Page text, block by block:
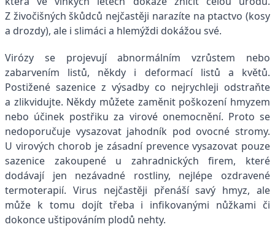
Z živočišných škůdců nejčastěji narazíte na ptactvo (kosy
a drozdy), ale i slimáci a hlemýždi dokážou své.
Virózy se projevují abnormálním vzrůstem nebo
zabarvením listů, někdy i deformací listů a květů.
Postižené sazenice z výsadby co nejrychleji odstraňte
a zlikvidujte. Někdy můžete zaměnit poškození hmyzem
nebo účinek postřiku za virové onemocnění. Proto se
nedoporučuje vysazovat jahodník pod ovocné stromy.
U virových chorob je zásadní prevence vysazovat pouze
sazenice zakoupené u zahradnických firem, které
dodávají jen nezávadné rostliny, nejlépe ozdravené
termoterapií. Virus nejčastěji přenáší savý hmyz, ale
může k tomu dojít třeba i infikovanými nůžkami či
dokonce uštipováním plodů nehty.